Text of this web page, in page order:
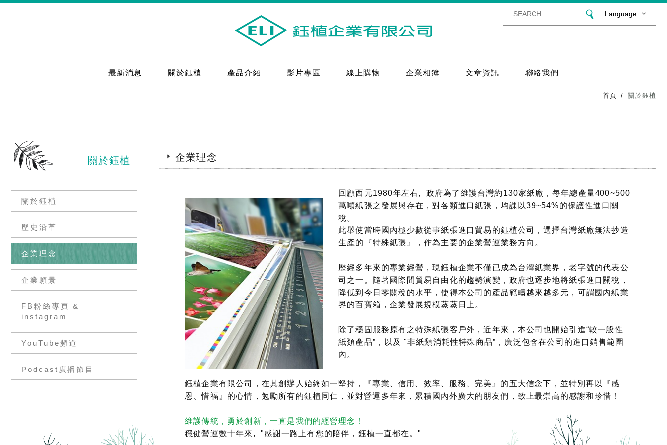
Language
最新消息 關於鈺植 產品介紹 影片專區 線上購物 企業相簿 文章資訊 聯絡我們
首頁 關於鈺植
關於鈺植
關於鈺植
歷史沿革
企業理念
企業願景
FB粉絲專頁 &
instagram
YouTube頻道
Podcast廣播節目
企業理念
回顧西元1980年左右, 政府為了維護台灣約130家紙廠，每年總產量400~500
萬噸紙張之發展與存在，對各類進口紙張，均課以39~54%的保護性進口關
稅。
此舉使當時國內極少數從事紙張進口貿易的鈺植公司，選擇台灣紙廠無法抄造
生產的『特殊紙張』，作為主要的企業營運業務方向。
歷經多年來的專業經營，現鈺植企業不僅已成為台灣紙業界，老字號的代表公
司之一。隨著國際間貿易自由化的趨勢演變，政府也逐步地將紙張進口關稅，
降低到今日零關稅的水平，使得本公司的產品範疇越來越多元，可謂國內紙業
界的百寶箱，企業發展規模蒸蒸日上。
除了穩固服務原有之特殊紙張客戶外，近年來，本公司也開始引進“較一般性
紙類產品”，以及 "非紙類消耗性特殊商品”，廣泛包含在公司的進口銷售範圍
內。
鈺植企業有限公司，在其創辦人始終如一堅持，『專業、信用、效率、服務、完美』的五大信念下，並特別再以『感
恩、惜福』的心情，勉勵所有的鈺植同仁，並對營運多年來，累積國內外廣大的朋友們，致上最崇高的感謝和珍惜！
維護傳統，勇於創新，一直是我們的經營理念！
穩健營運數十年來, "感謝一路上有您的陪伴，鈺植一直都在。"